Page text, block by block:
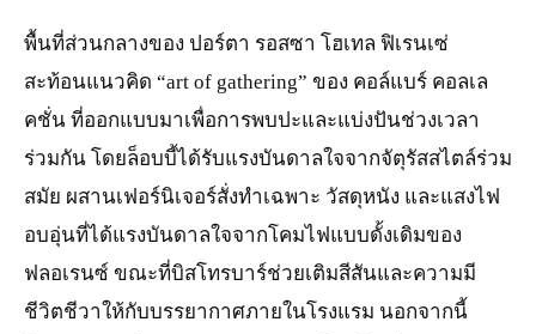
พื้นที่ส่วนกลางของ ปอร์ตา รอสซา โฮเทล ฟิเรนเซ่
สะท้อนแนวคิด “art of gathering” ของ คอล์แบร์ คอลเล
คชั่น ที่ออกแบบมาเพื่อการพบปะและแบ่งปันช่วงเวลา
ร่วมกัน โดยล็อบบี้ได้รับแรงบันดาลใจจากจัตุรัสสไตล์ร่วม
สมัย ผสานเฟอร์นิเจอร์สั่งทำเฉพาะ วัสดุหนัง และแสงไฟ
อบอุ่นที่ได้แรงบันดาลใจจากโคมไฟแบบดั้งเดิมของ
ฟลอเรนซ์ ขณะที่บิสโทรบาร์ช่วยเติมสีสันและความมี
ชีวิตชีวาให้กับบรรยากาศภายในโรงแรม นอกจากนี้